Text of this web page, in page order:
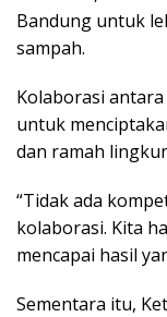
Bandung untuk
sampah.
Kolaborasi
untuk
dan ramah
“Tidak ada
kolaborasi. Kita
mencapai hasil
Sementara itu,